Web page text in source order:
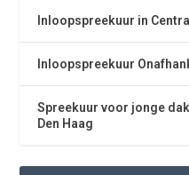
Inloopspreekuur in
Inloopspreekuur
Spreekuur voor jonge
Den Haag